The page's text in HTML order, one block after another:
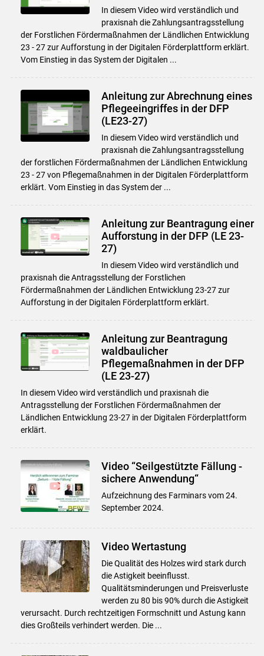
Skip to main content
In diesem Video wird verständlich und
praxisnah die Zahlungsantragsstellung
der Forstlichen Fördermaßnahmen der Ländlichen Entwicklung
23 - 27 zur Aufforstung in der Digitalen Förderplattform erklärt.
Vom Einstieg in das System der Digitalen ...
Anleitung zur Abrechnung eines
Pflegeeingriffes in der DFP
(LE23-27)
In diesem Video wird verständlich und
praxisnah die Zahlungsantragsstellung
der forstlichen Fördermaßnahmen der Ländlichen Entwicklung
23 - 27 von Pflegemaßnahmen in der Digitalen Förderplattform
erklärt. Vom Einstieg in das System der ...
Anleitung zur Beantragung einer
Aufforstung in der DFP (LE 23-
27)
In diesem Video wird verständlich und
praxisnah die Antragsstellung der Forstlichen
Fördermaßnahmen der Ländlichen Entwicklung 23-27 zur
Aufforstung in der Digitalen Förderplattform erklärt.
Anleitung zur Beantragung
waldbaulicher
Pflegemaßnahmen in der DFP
(LE 23-27)
In diesem Video wird verständlich und praxisnah die
Antragsstellung der Forstlichen Fördermaßnahmen der
Ländlichen Entwicklung 23-27 in der Digitalen Förderplattform
erklärt.
Video “Seilgestützte Fällung -
sichere Anwendung“
Aufzeichnung des Farminars vom 24.
September 2024.
Video Wertastung
Die Qualität des Holzes wird stark durch
die Astigkeit beeinflusst.
Qualitätsminderungen und Preisverluste
werden zu 80 bis 90% durch die Astigkeit
verursacht. Durch rechtzeitigen Formschnitt und Astung kann
dies Großteils verhindert werden. Die ...